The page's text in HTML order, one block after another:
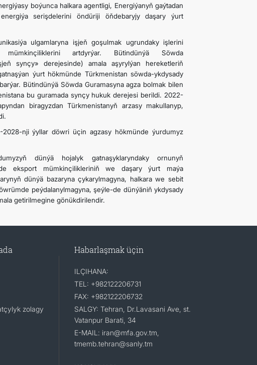
boýunca halkara agentligi, Energiýanyň gaýtadan
serişdelerini öndüriji öňdebaryjy daşary ýurt
ulgamlaryna işjeň goşulmak ugrundaky işlerini
artdyrýar. Bütindünýä Söwda
synçy» derejesinde) amala aşyrylýan hereketleriň
ýurt hökmünde Türkmenistan söwda-ykdysady
Bütindünýä Söwda Guramasyna agza bolmak bilen
bu guramada synçy hukuk derejesi berildi. 2022-
biragyzdan Türkmenistanyň arzasy makullanyp,
nji ýyllar döwri üçin agzasy hökmünde ýurdumyz
dünýä hojalyk gatnaşyklaryndaky ornunyň
de eksport mümkinçilikleriniň we daşary ýurt maýa
dünýä bazaryna çykarylmagyna, halkara we sebit
peýdalanylmagyna, şeýle-de dünýäniň ykdysady
getirilmegine gönükdirilendir.
zolagy
Habarlaşmak üçin
ILÇIHANA:
TEL: +982122206731
FAX: +982122206732
SALGY: Tehran, Dr.Lavasani Ave, st.
Vatanpur Barati, 34
E-MAIL: iran@mfa.gov.tm,
tmemb.tehran@sanly.tm